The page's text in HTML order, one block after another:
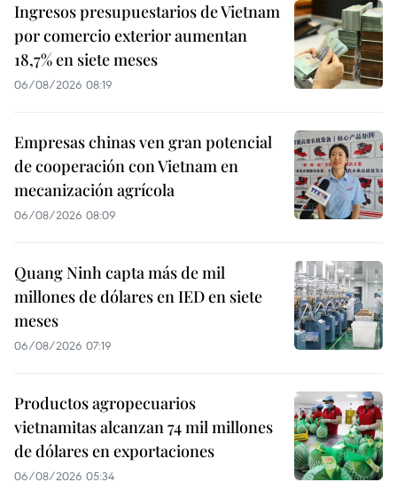
Ingresos presupuestarios de Vietnam
por comercio exterior aumentan
18,7% en siete meses
06/08/2026 08:19
Empresas chinas ven gran potencial
de cooperación con Vietnam en
mecanización agrícola
06/08/2026 08:09
Quang Ninh capta más de mil
millones de dólares en IED en siete
meses
06/08/2026 07:19
Productos agropecuarios
vietnamitas alcanzan 74 mil millones
de dólares en exportaciones
06/08/2026 05:34